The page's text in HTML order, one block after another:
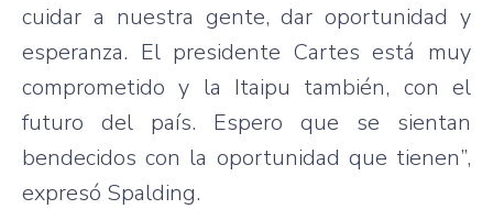
cuidar a nuestra gente, dar oportunidad y
esperanza. El presidente Cartes está muy
comprometido y la Itaipu también, con el
futuro del país. Espero que se sientan
bendecidos con la oportunidad que tienen”,
expresó Spalding.